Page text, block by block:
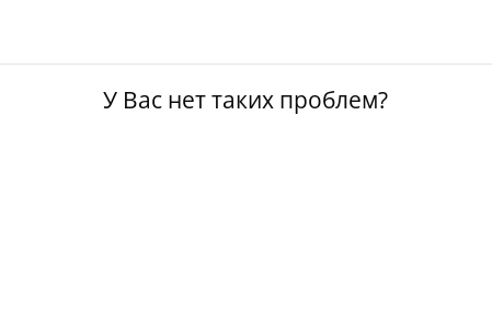
У Вас нет таких проблем?